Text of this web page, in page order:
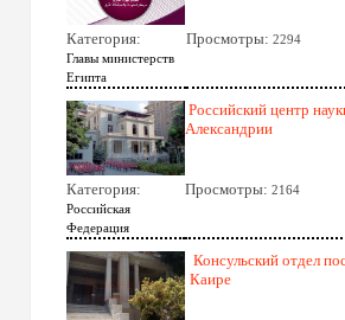
Категория:
Главы министерств
Египта
Просмотры: 2294
Российский центр
Александрии
Категория:
Российская
Федерация
Просмотры: 2164
Консульский отдел
Каире